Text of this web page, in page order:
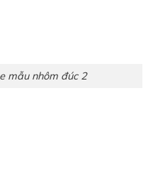
mẫu nhôm đúc 2